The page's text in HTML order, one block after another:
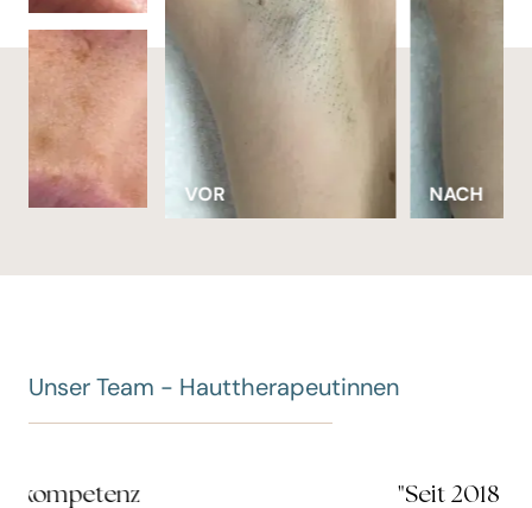
VOR
Unser Team - Hauttherapeutinnen
"Seit 2018 ist es meine